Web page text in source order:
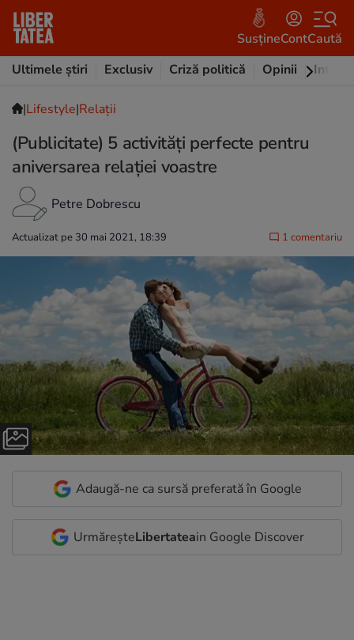
SusțineContCaută
Ultimele știri
Exclusiv Criză politică Opinii
|Lifestyle|Relații
(Publicitate) 5 activități perfecte pentru
aniversarea relației voastre
Petre Dobrescu
Actualizat pe 30 mai 2021, 18:39 1 comentariu
Adaugă-ne ca sursă preferată în Google
UrmăreșteLibertateain Google Discover